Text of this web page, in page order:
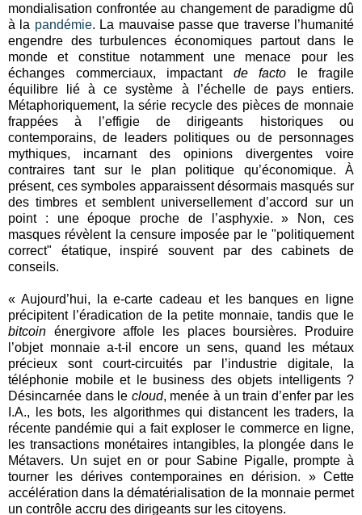
mondialisation confrontée au changement de paradigme dû
à la pandémie. La mauvaise passe que traverse l’humanité
engendre des turbulences économiques partout dans le
monde et constitue notamment une menace pour les
échanges commerciaux, impactant de facto le fragile
équilibre lié à ce système à l’échelle de pays entiers.
Métaphoriquement, la série recycle des pièces de monnaie
frappées à l’effigie de dirigeants historiques ou
contemporains, de leaders politiques ou de personnages
mythiques, incarnant des opinions divergentes voire
contraires tant sur le plan politique qu’économique. À
présent, ces symboles apparaissent désormais masqués sur
des timbres et semblent universellement d’accord sur un
point : une époque proche de l’asphyxie. » Non, ces
masques révèlent la censure imposée par le "politiquement
correct" étatique, inspiré souvent par des cabinets de
conseils.
« Aujourd’hui, la e-carte cadeau et les banques en ligne
précipitent l’éradication de la petite monnaie, tandis que le
bitcoin énergivore affole les places boursières. Produire
l’objet monnaie a-t-il encore un sens, quand les métaux
précieux sont court-circuités par l’industrie digitale, la
téléphonie mobile et le business des objets intelligents ?
Désincarnée dans le cloud, menée à un train d’enfer par les
I.A., les bots, les algorithmes qui distancent les traders, la
récente pandémie qui a fait exploser le commerce en ligne,
les transactions monétaires intangibles, la plongée dans le
Métavers. Un sujet en or pour Sabine Pigalle, prompte à
tourner les dérives contemporaines en dérision. » Cette
accélération dans la dématérialisation de la monnaie permet
un contrôle accru des dirigeants sur les citoyens.